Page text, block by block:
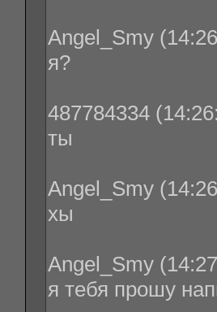
Angel_Smy
я?
487784334
ты
Angel_Smy
хы
Angel_Smy
я тебя прошу